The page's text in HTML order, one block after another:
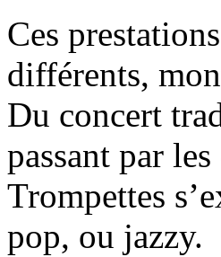
Ces
différents,
Du concert
passant par
Trompettes
pop, ou jazzy.